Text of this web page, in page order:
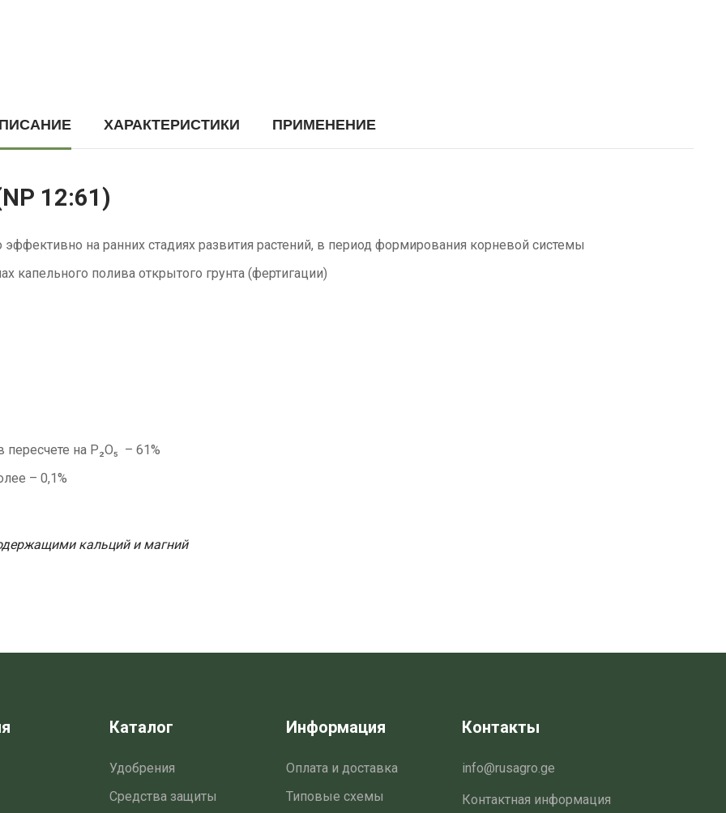
ХАРАКТЕРИСТИКИ ПРИМЕНЕНИЕ
12:61)
на ранних стадиях развития растений, в период формирования корневой системы
капельного полива открытого грунта (фертигации)
на Р₂О₅ – 61%
– 0,1%
кальций и магний
Каталог
Удобрения
Средства защиты
Информация
Оплата и доставка
Типовые схемы
Контакты
info@rusagro.ge
Контактная информация